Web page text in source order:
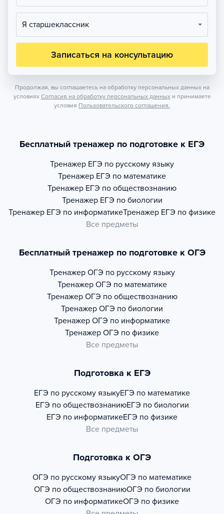
Я старшеклассник
Записаться на консультацию
Продолжая, вы соглашаетесь на обработку персональных данных на
условиях Согласия на обработку персональных данных и принимаете
условия Пользовательского соглашения.
Бесплатный тренажер по подготовке к ЕГЭ
Тренажер ЕГЭ по русскому языку
Тренажер ЕГЭ по математике
Тренажер ЕГЭ по обществознанию
Тренажер ЕГЭ по биологии
Тренажер ЕГЭ по информатикеТренажер ЕГЭ по физике
Все предметы
Бесплатный тренажер по подготовке к ОГЭ
Тренажер ОГЭ по русскому языку
Тренажер ОГЭ по математике
Тренажер ОГЭ по обществознанию
Тренажер ОГЭ по биологии
Тренажер ОГЭ по информатике
Тренажер ОГЭ по физике
Все предметы
Подготовка к ЕГЭ
ЕГЭ по русскому языкуЕГЭ по математике
ЕГЭ по обществознаниюЕГЭ по биологии
ЕГЭ по информатикеЕГЭ по физике
Все предметы
Подготовка к ОГЭ
ОГЭ по русскому языкуОГЭ по математике
ОГЭ по обществознаниюОГЭ по биологии
ОГЭ по информатикеОГЭ по физике